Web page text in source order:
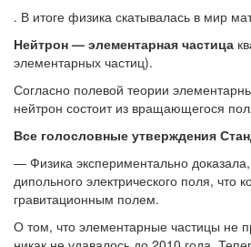
. В итоге физика скатывалась в мир
Нейтрон — элементарная частица
элементарных частиц).
Согласно полевой теории
нейтрон состоит из вращающегося
Все голословные утверждения
— Физика экспериментально
дипольного электрического поля,
гравитационным полем.
О том, что элементарные частицы не